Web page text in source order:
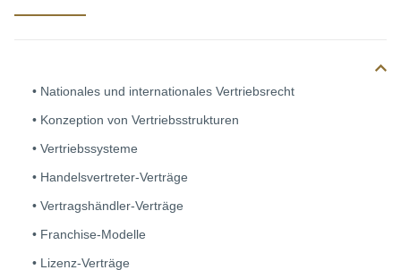
Nationales und internationales Vertriebsrecht
Konzeption von Vertriebsstrukturen
Vertriebssysteme
Handelsvertreter-Verträge
Vertragshändler-Verträge
Franchise-Modelle
Lizenz-Verträge